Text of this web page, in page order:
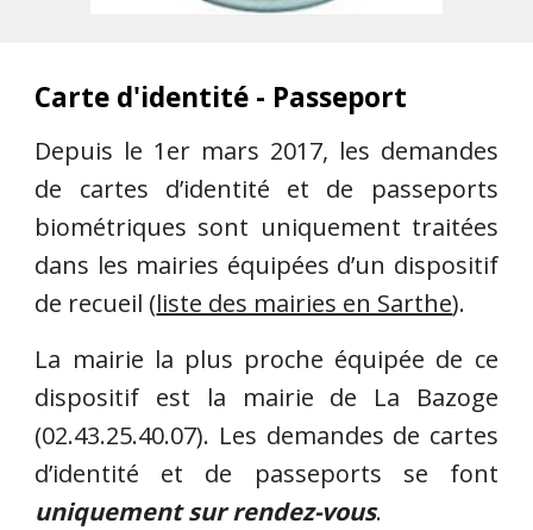
Carte d'identité - Passeport
Depuis le 1er mars 2017, les demandes
de cartes d’identité et de passeports
biométriques sont uniquement traitées
dans les mairies équipées d’un dispositif
de recueil (liste des mairies en Sarthe).
La mairie la plus proche équipée de ce
dispositif est la mairie de La Bazoge
(02.43.25.40.07). Les demandes de cartes
d’identité et de passeports se font
uniquement sur rendez-vous.